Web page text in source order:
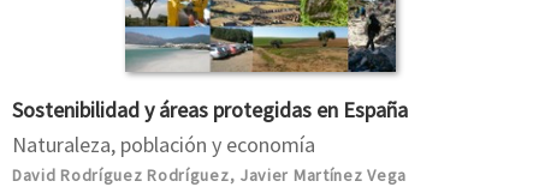
Sostenibilidad y áreas protegidas en España
Naturaleza, población y economía
David Rodríguez Rodríguez, Javier Martínez Vega